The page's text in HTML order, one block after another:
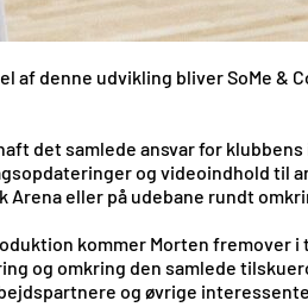
denne udvikling bliver SoMe &
det samlede ansvar for klubbens
og videoindhold til
Arena eller på udebane rundt
kommer Morten fremover
og omkring den samlede
og øvrige